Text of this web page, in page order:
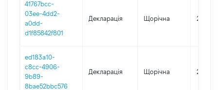
41767bcc-
03ee-4dd2-
a0dd-
d1f85842f801
Декларація Щорічна 2025
ed183a10-
c8cc-4906-
9b89-
8bae52bbc576
Декларація Щорічна 2024